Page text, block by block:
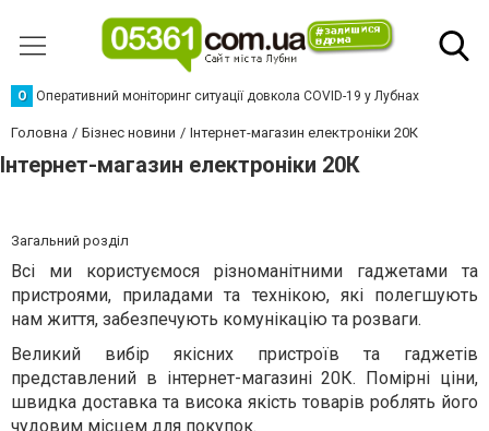
О Оперативний моніторинг ситуації довкола COVID-19 у Лубнах
Головна Бізнес новини Інтернет-магазин електроніки 20К
Інтернет-магазин електроніки 20К
Загальний розділ
Всі ми користуємося різноманітними гаджетами та
пристроями, приладами та технікою, які полегшують
нам життя, забезпечують комунікацію та розваги.
Великий вибір якісних пристроїв та гаджетів
представлений в інтернет-магазині 20К. Помірні ціни,
швидка доставка та висока якість товарів роблять його
чудовим місцем для покупок.